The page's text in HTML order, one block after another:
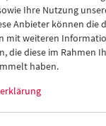
or subtitles
Mo 16.3.
Ihre Nutzung
Anbieter können die
mit weiteren
die diese im Rahmen
haben.